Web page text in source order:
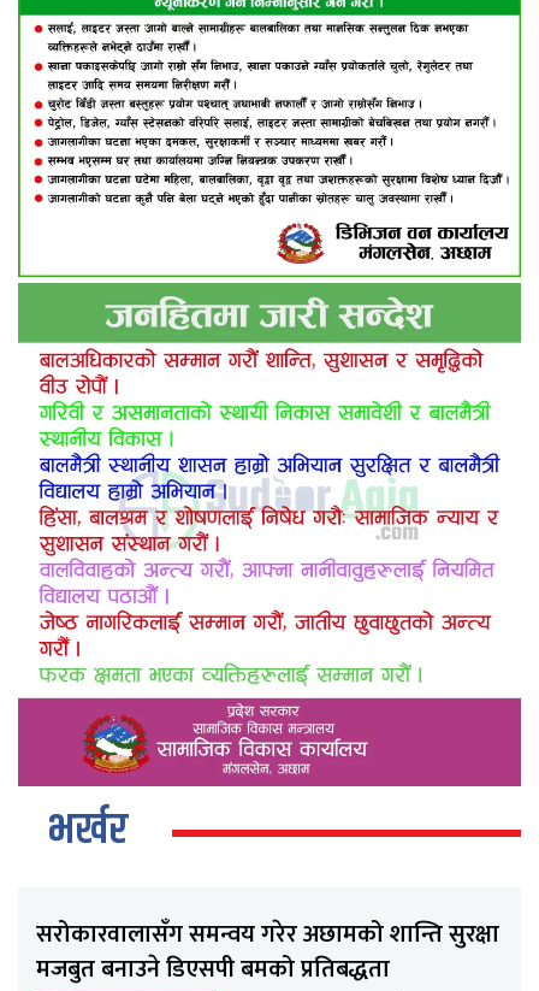
भर्खर
सरोकारवालासँग समन्वय गरेर अछामको शान्ति सुरक्षा
मजबुत बनाउने डिएसपी बमको प्रतिबद्धता